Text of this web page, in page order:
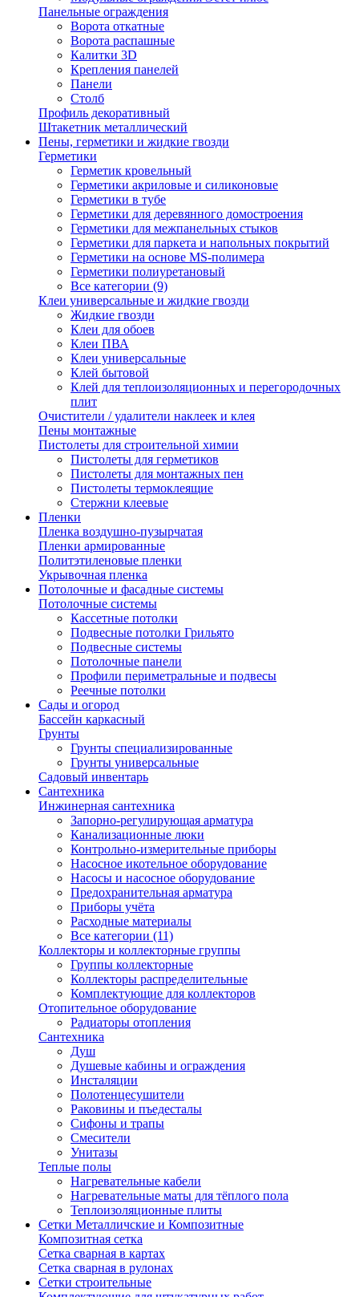
Панельные ограждения
Ворота откатные
Ворота распашные
Калитки 3D
Крепления панелей
Панели
Столб
Профиль декоративный
Штакетник металлический
Пены, герметики и жидкие гвозди
Герметики
Герметик кровельный
Герметики акриловые и силиконовые
Герметики в тубе
Герметики для деревянного домостроения
Герметики для межпанельных стыков
Герметики для паркета и напольных покрытий
Герметики на основе MS-полимера
Герметики полиуретановый
Все категории (9)
Клеи универсальные и жидкие гвозди
Жидкие гвозди
Клеи для обоев
Клеи ПВА
Клеи универсальные
Клей бытовой
Клей для теплоизоляционных и перегородочных
плит
Очистители / удалители наклеек и клея
Пены монтажные
Пистолеты для строительной химии
Пистолеты для герметиков
Пистолеты для монтажных пен
Пистолеты термоклеящие
Стержни клеевые
Пленки
Пленка воздушно-пузырчатая
Пленки армированные
Политэтиленовые пленки
Укрывочная пленка
Потолочные и фасадные системы
Потолочные системы
Кассетные потолки
Подвесные потолки Грильято
Подвесные системы
Потолочные панели
Профили периметральные и подвесы
Реечные потолки
Сады и огород
Бассейн каркасный
Грунты
Грунты специализированные
Грунты универсальные
Садовый инвентарь
Сантехника
Инжинерная сантехника
Запорно-регулирующая арматура
Канализационные люки
Контрольно-измерительные приборы
Насосное икотельное оборудование
Насосы и насосное оборудование
Предохранительная арматура
Приборы учёта
Расходные материалы
Все категории (11)
Коллекторы и коллекторные группы
Группы коллекторные
Коллекторы распределительные
Комплектующие для коллекторов
Отопительное оборудование
Радиаторы отопления
Сантехника
Душ
Душевые кабины и ограждения
Инсталяции
Полотенцесушители
Раковины и пъедесталы
Сифоны и трапы
Смесители
Унитазы
Теплые полы
Нагревательные кабели
Нагревательные маты для тёплого пола
Теплоизоляционные плиты
Сетки Металличские и Композитные
Композитная сетка
Сетка сварная в картах
Сетка сварная в рулонах
Сетки строительные